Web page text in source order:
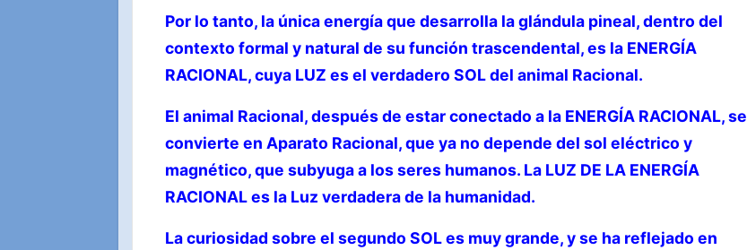
Por lo tanto, la única energía que desarrolla la glándula pineal, dentro del
contexto formal y natural de su función trascendental, es la ENERGÍA
RACIONAL, cuya LUZ es el verdadero SOL del animal Racional.
El animal Racional, después de estar conectado a la ENERGÍA RACIONAL, se
convierte en Aparato Racional, que ya no depende del sol eléctrico y
magnético, que subyuga a los seres humanos. La LUZ DE LA ENERGÍA
RACIONAL es la Luz verdadera de la humanidad.
La curiosidad sobre el segundo SOL es muy grande, y se ha reflejado en